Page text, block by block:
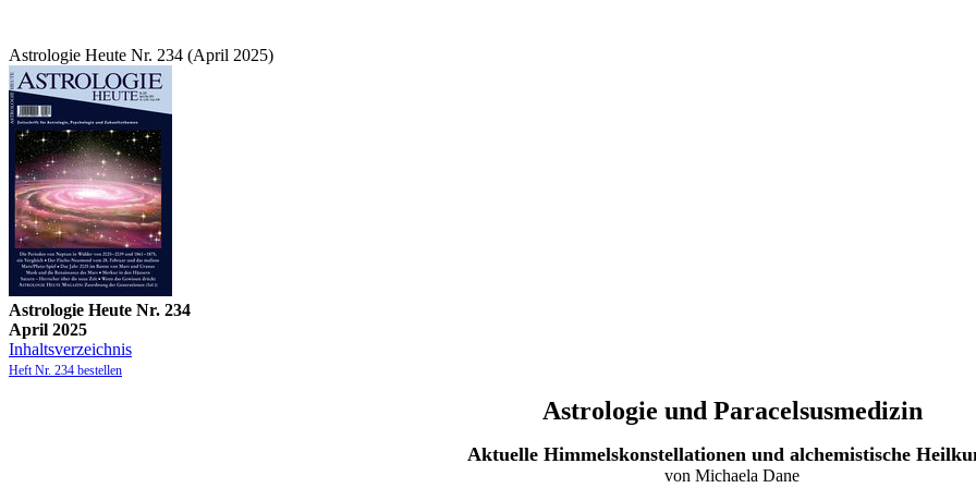
Astrologie Heute Nr. 234 (April 2025)
Astrologie Heute Nr. 234
April 2025
Inhaltsverzeichnis
Heft Nr. 234 bestellen
Astrologie und Paracelsusmedizin
Aktuelle Himmelskonstellationen und alchemistische
von Michaela Dane